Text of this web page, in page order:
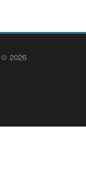
© 2026